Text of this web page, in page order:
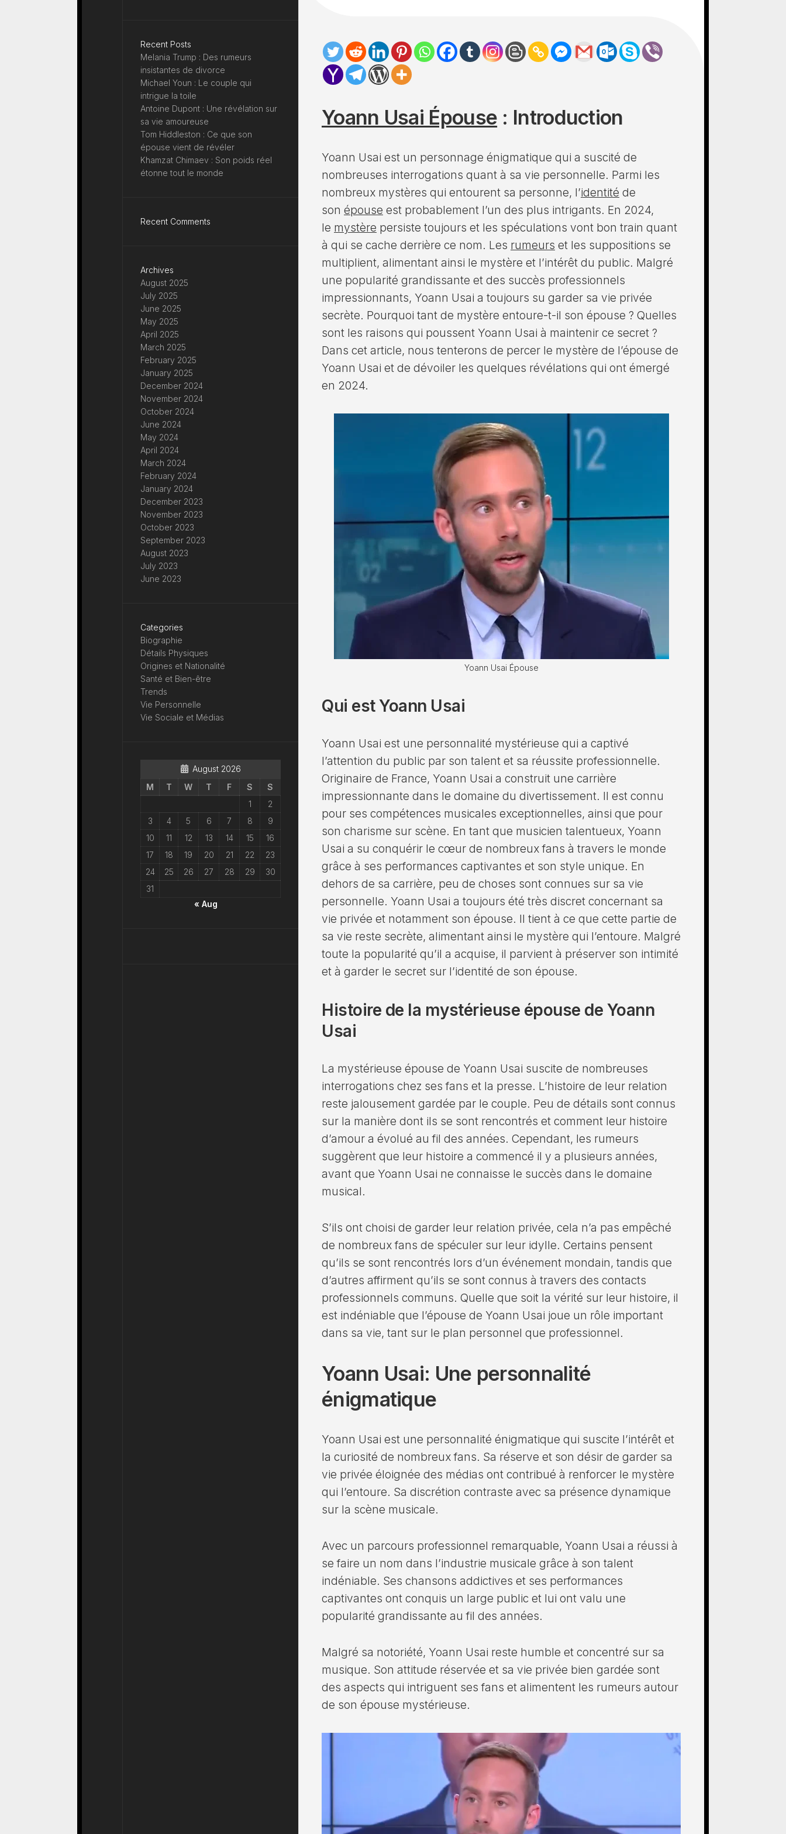
Yoann Usai Épouse : Introduction
Yoann Usai est un personnage énigmatique qui a suscité de
nombreuses interrogations quant à sa vie personnelle. Parmi les
nombreux mystères qui entourent sa personne, l’identité de
son épouse est probablement l’un des plus intrigants. En 2024,
le mystère persiste toujours et les spéculations vont bon train quant
à qui se cache derrière ce nom. Les rumeurs et les suppositions se
multiplient, alimentant ainsi le mystère et l’intérêt du public. Malgré
une popularité grandissante et des succès professionnels
impressionnants, Yoann Usai a toujours su garder sa vie privée
secrète. Pourquoi tant de mystère entoure-t-il son épouse ? Quelles
sont les raisons qui poussent Yoann Usai à maintenir ce secret ?
Dans cet article, nous tenterons de percer le mystère de l’épouse de
Yoann Usai et de dévoiler les quelques révélations qui ont émergé
en 2024.
Yoann Usai Épouse
Qui est Yoann Usai
Yoann Usai est une personnalité mystérieuse qui a captivé
l’attention du public par son talent et sa réussite professionnelle.
Originaire de France, Yoann Usai a construit une carrière
impressionnante dans le domaine du divertissement. Il est connu
pour ses compétences musicales exceptionnelles, ainsi que pour
son charisme sur scène. En tant que musicien talentueux, Yoann
Usai a su conquérir le cœur de nombreux fans à travers le monde
grâce à ses performances captivantes et son style unique. En
dehors de sa carrière, peu de choses sont connues sur sa vie
personnelle. Yoann Usai a toujours été très discret concernant sa
vie privée et notamment son épouse. Il tient à ce que cette partie de
sa vie reste secrète, alimentant ainsi le mystère qui l’entoure. Malgré
toute la popularité qu’il a acquise, il parvient à préserver son intimité
et à garder le secret sur l’identité de son épouse.
Histoire de la mystérieuse épouse de Yoann
Usai
La mystérieuse épouse de Yoann Usai suscite de nombreuses
interrogations chez ses fans et la presse. L’histoire de leur relation
reste jalousement gardée par le couple. Peu de détails sont connus
sur la manière dont ils se sont rencontrés et comment leur histoire
d’amour a évolué au fil des années. Cependant, les rumeurs
suggèrent que leur histoire a commencé il y a plusieurs années,
avant que Yoann Usai ne connaisse le succès dans le domaine
musical.
S’ils ont choisi de garder leur relation privée, cela n’a pas empêché
de nombreux fans de spéculer sur leur idylle. Certains pensent
qu’ils se sont rencontrés lors d’un événement mondain, tandis que
d’autres affirment qu’ils se sont connus à travers des contacts
professionnels communs. Quelle que soit la vérité sur leur histoire, il
est indéniable que l’épouse de Yoann Usai joue un rôle important
dans sa vie, tant sur le plan personnel que professionnel.
Yoann Usai: Une personnalité
énigmatique
Yoann Usai est une personnalité énigmatique qui suscite l’intérêt et
la curiosité de nombreux fans. Sa réserve et son désir de garder sa
vie privée éloignée des médias ont contribué à renforcer le mystère
qui l’entoure. Sa discrétion contraste avec sa présence dynamique
sur la scène musicale.
Avec un parcours professionnel remarquable, Yoann Usai a réussi à
se faire un nom dans l’industrie musicale grâce à son talent
indéniable. Ses chansons addictives et ses performances
captivantes ont conquis un large public et lui ont valu une
popularité grandissante au fil des années.
Malgré sa notoriété, Yoann Usai reste humble et concentré sur sa
musique. Son attitude réservée et sa vie privée bien gardée sont
des aspects qui intriguent ses fans et alimentent les rumeurs autour
de son épouse mystérieuse.
Recent Posts
Melania Trump : Des rumeurs
insistantes de divorce
Michael Youn : Le couple qui
intrigue la toile
Antoine Dupont : Une révélation sur
sa vie amoureuse
Tom Hiddleston : Ce que son
épouse vient de révéler
Khamzat Chimaev : Son poids réel
étonne tout le monde
Recent Comments
Archives
August 2025
July 2025
June 2025
May 2025
April 2025
March 2025
February 2025
January 2025
December 2024
November 2024
October 2024
June 2024
May 2024
April 2024
March 2024
February 2024
January 2024
December 2023
November 2023
October 2023
September 2023
August 2023
July 2023
June 2023
Categories
Biographie
Détails Physiques
Origines et Nationalité
Santé et Bien-être
Trends
Vie Personnelle
Vie Sociale et Médias
August 2026
M
T W T F S
S
1
2
3
4 5 6 7 8
9
10
11 12 13 14 15
16
17
18 19 20 21 22
23
24
25 26 27 28 29
30
31
« Aug